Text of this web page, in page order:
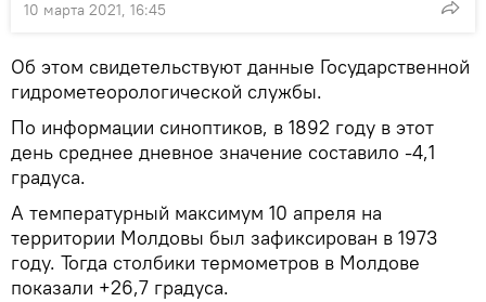
10 марта 2021, 16:45
Об этом свидетельствуют данные Государственной
гидрометеорологической службы.
По информации синоптиков, в 1892 году в этот
день среднее дневное значение составило -4,1
градуса.
А температурный максимум 10 апреля на
территории Молдовы был зафиксирован в 1973
году. Тогда столбики термометров в Молдове
показали +26,7 градуса.